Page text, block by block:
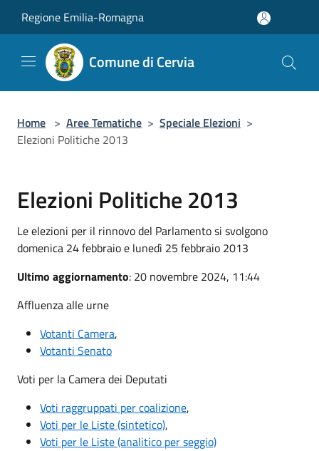
Regione Emilia-Romagna
Comune di Cervia
Home > Aree Tematiche > Speciale Elezioni >
Elezioni Politiche 2013
Elezioni Politiche 2013
Le elezioni per il rinnovo del Parlamento si svolgono
domenica 24 febbraio e lunedì 25 febbraio 2013
Ultimo aggiornamento: 20 novembre 2024, 11:44
Affluenza alle urne
Votanti Camera,
Votanti Senato
Voti per la Camera dei Deputati
Voti raggruppati per coalizione,
Voti per le Liste (sintetico),
Voti per le Liste (analitico per seggio)